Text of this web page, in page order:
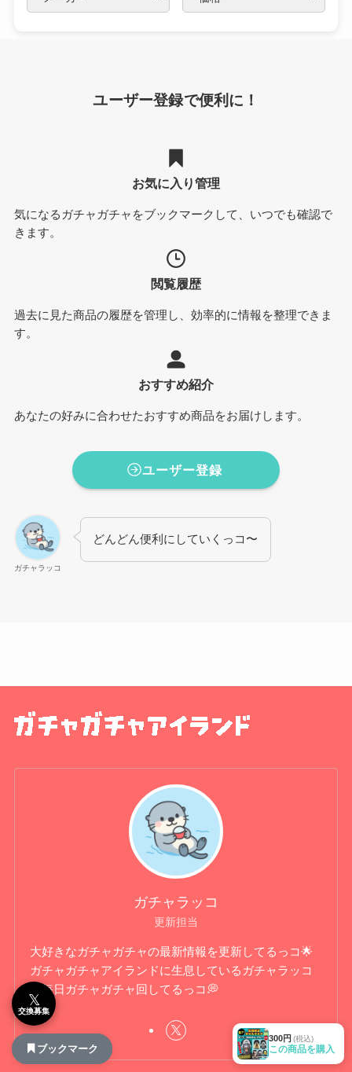
300円 (税込)
この商品を購入
ユーザー登録で便利に！
お気に入り管理
気になるガチャガチャをブックマークして、いつでも確認で
きます。
閲覧履歴
過去に見た商品の履歴を管理し、効率的に情報を整理できま
す。
おすすめ紹介
あなたの好みに合わせたおすすめ商品をお届けします。
ユーザー登録
ガチャラッコ
どんどん便利にしていくっコ〜
ガチャラッコ
更新担当
大好きなガチャガチャの最新情報を更新してるっコ🌟
ガチャガチャアイランドに生息しているガチャラッコ
🦦毎日ガチャガチャ回してるっコ💭
𝕏
交換募集
ブックマーク